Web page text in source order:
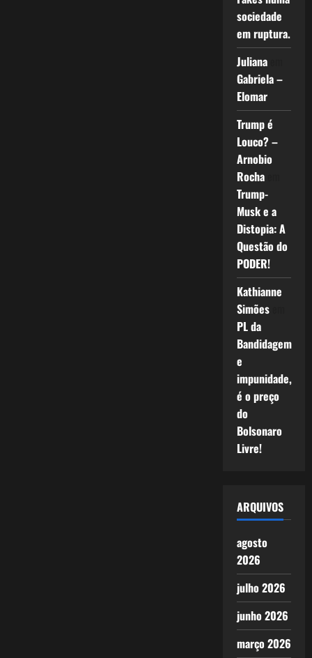
sociedade
em ruptura.
Julianaem
Gabriela –
Elomar
Trump é
Louco? –
Arnobio
Rochaem
Trump-
Musk e a
Distopia: A
Questão do
PODER!
Kathianne
Simõesem
PL da
Bandidagem
e
impunidade,
é o preço
do
Bolsonaro
Livre!
ARQUIVOS
agosto
2026
julho 2026
junho 2026
março 2026